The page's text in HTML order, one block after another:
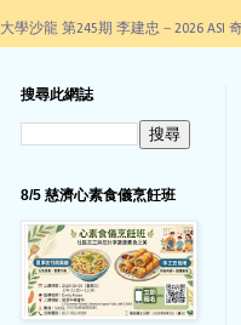
大學沙龍 第245期 李建忠－2026 ASI
搜尋此網誌
8/5 慈濟心素食儀烹飪班